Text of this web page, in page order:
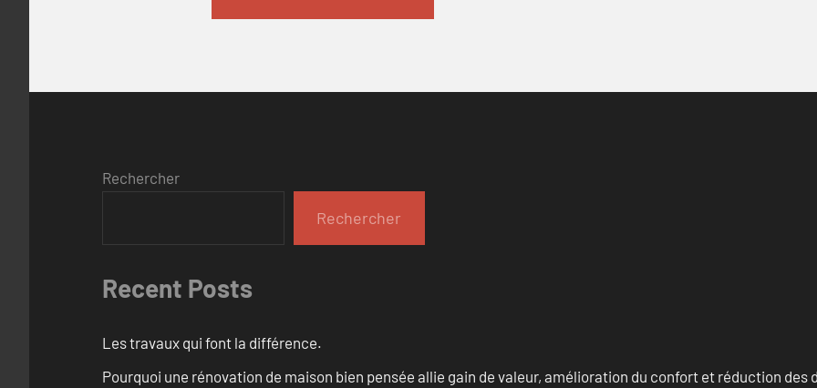
Rechercher
Rechercher
Recent Posts
Les travaux qui font la différence.
Pourquoi une rénovation de maison bien pensée allie gain de valeur, amélioration du confort et réduction des